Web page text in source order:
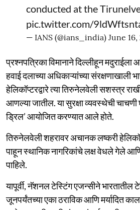
conducted at the
pic.twitter.com/
— IANS (@ians_india) June
प्रश्नपत्रिका विमानाने दिल्लीहून
हवाई दलाच्या अधिकाऱ्यांच्या संरक्षणाखाली
हेलिकॉप्टरद्वारे त्या तिरुनेलवेली सशस्त्र
आणल्या जातील. या सुरक्षा व्यवस्थेची चाचणी
ड्रिल’ आयोजित करण्यात आले होते.
तिरुनेलवेली शहरावर अचानक लष्करी
पाहून स्थानिक नागरिकांचे लक्ष वेधले गेले
पाहिले.
यापूर्वी, नॅशनल टेस्टिंग एजन्सीने भारतातील
जूनपर्यंतच्या एका ठराविक आणि मर्यादित